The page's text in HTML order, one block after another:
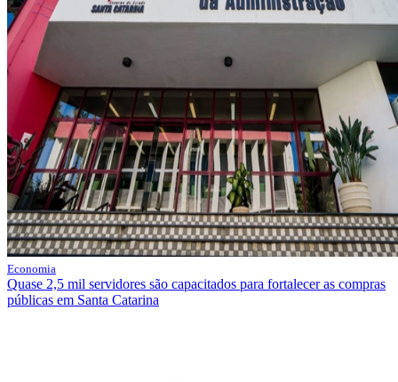
Economia
Quase 2,5 mil servidores são capacitados para fortalecer as compras
públicas em Santa Catarina